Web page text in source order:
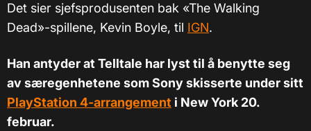
Det sier sjefsprodusenten bak «The Walking
Dead»-spillene, Kevin Boyle, til IGN.
Han antyder at Telltale har lyst til å benytte seg
av særegenhetene som Sony skisserte under sitt
PlayStation 4-arrangement i New York 20.
februar.